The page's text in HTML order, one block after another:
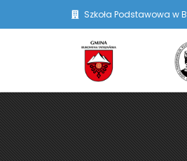
Szkoła Podstawowa w